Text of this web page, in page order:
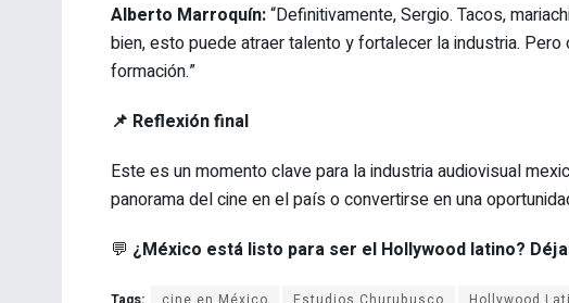
Alberto Marroquín:“Definitivamente, Sergio. Tacos,
bien, esto puede atraer talento y fortalecer la industria.
formación.”
📌 Reflexión final
Este es un momento clave para la industria audiovisual
panorama del cine en el país o convertirse en una
💬 ¿México está listo para ser el Hollywood latino?